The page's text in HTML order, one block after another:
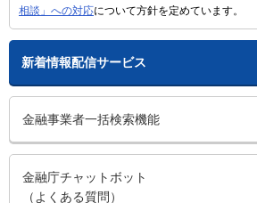
相談」への対応について方針を定めています。
新着情報配信サービス
金融事業者一括検索機能
金融庁チャットボット
（よくある質問）